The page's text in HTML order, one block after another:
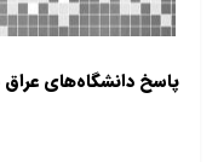
پاسخ دانشگاه‌های